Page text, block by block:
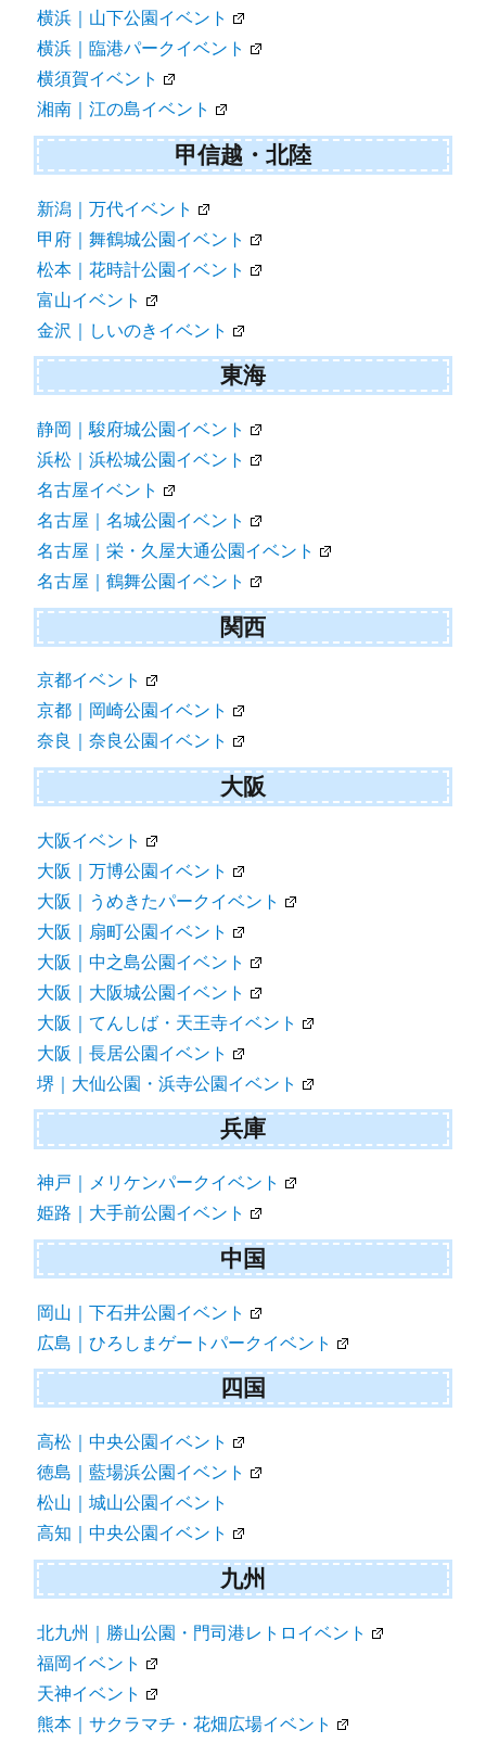
横浜｜山下公園イベント
横浜｜臨港パークイベント
横須賀イベント
湘南｜江の島イベント
甲信越・北陸
新潟｜万代イベント
甲府｜舞鶴城公園イベント
松本｜花時計公園イベント
富山イベント
金沢｜しいのきイベント
東海
静岡｜駿府城公園イベント
浜松｜浜松城公園イベント
名古屋イベント
名古屋｜名城公園イベント
名古屋｜栄・久屋大通公園イベント
名古屋｜鶴舞公園イベント
関西
京都イベント
京都｜岡崎公園イベント
奈良｜奈良公園イベント
大阪
大阪イベント
大阪｜万博公園イベント
大阪｜うめきたパークイベント
大阪｜扇町公園イベント
大阪｜中之島公園イベント
大阪｜大阪城公園イベント
大阪｜てんしば・天王寺イベント
大阪｜長居公園イベント
堺｜大仙公園・浜寺公園イベント
兵庫
神戸｜メリケンパークイベント
姫路｜大手前公園イベント
中国
岡山｜下石井公園イベント
広島｜ひろしまゲートパークイベント
四国
高松｜中央公園イベント
徳島｜藍場浜公園イベント
松山｜城山公園イベント
高知｜中央公園イベント
九州
北九州｜勝山公園・門司港レトロイベント
福岡イベント
天神イベント
熊本｜サクラマチ・花畑広場イベント